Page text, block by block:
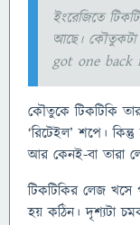
ইংরেজিতে
আছে।
got one back
কৌতুকে টিকটিকি
‘রিটেইল’ শপে।
আর কেনই-বা তারা
টিকটিকির লেজ খসে
হয় কঠিন। দৃশ্যটা